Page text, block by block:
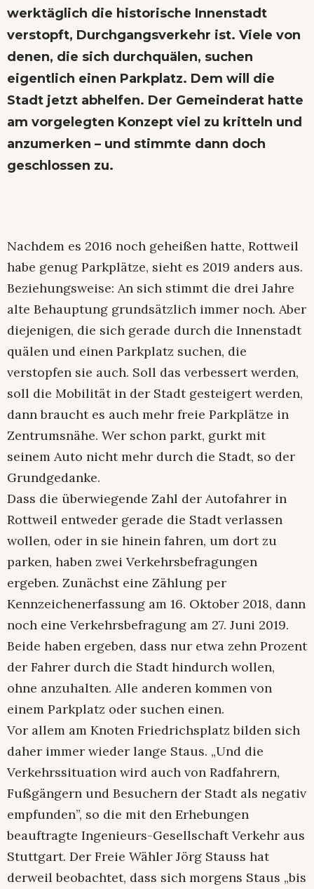
werktäglich die historische Innenstadt
verstopft, Durchgangsverkehr ist. Viele von
denen, die sich durchquälen, suchen
eigentlich einen Parkplatz. Dem will die
Stadt jetzt abhelfen. Der Gemeinderat hatte
am vorgelegten Konzept viel zu kritteln und
anzumerken – und stimmte dann doch
geschlossen zu.
Nachdem es 2016 noch geheißen hatte, Rottweil
habe genug Parkplätze, sieht es 2019 anders aus.
Beziehungsweise: An sich stimmt die drei Jahre
alte Behauptung grundsätzlich immer noch. Aber
diejenigen, die sich gerade durch die Innenstadt
quälen und einen Parkplatz suchen, die
verstopfen sie auch. Soll das verbessert werden,
soll die Mobilität in der Stadt gesteigert werden,
dann braucht es auch mehr freie Parkplätze in
Zentrumsnähe. Wer schon parkt, gurkt mit
seinem Auto nicht mehr durch die Stadt, so der
Grundgedanke.
Dass die überwiegende Zahl der Autofahrer in
Rottweil entweder gerade die Stadt verlassen
wollen, oder in sie hinein fahren, um dort zu
parken, haben zwei Verkehrsbefragungen
ergeben. Zunächst eine Zählung per
Kennzeichenerfassung am 16. Oktober 2018, dann
noch eine Verkehrsbefragung am 27. Juni 2019.
Beide haben ergeben, dass nur etwa zehn Prozent
der Fahrer durch die Stadt hindurch wollen,
ohne anzuhalten. Alle anderen kommen von
einem Parkplatz oder suchen einen.
Vor allem am Knoten Friedrichsplatz bilden sich
daher immer wieder lange Staus. „Und die
Verkehrssituation wird auch von Radfahrern,
Fußgängern und Besuchern der Stadt als negativ
empfunden”, so die mit den Erhebungen
beauftragte Ingenieurs-Gesellschaft Verkehr aus
Stuttgart. Der Freie Wähler Jörg Stauss hat
derweil beobachtet, dass sich morgens Staus „bis